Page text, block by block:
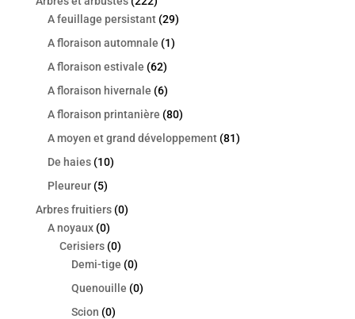
A feuillage persistant (29)
A floraison automnale (1)
A floraison estivale (62)
A floraison hivernale (6)
A floraison printanière (80)
A moyen et grand développement (81)
De haies (10)
Pleureur (5)
Arbres fruitiers (0)
A noyaux (0)
Cerisiers (0)
Demi-tige (0)
Quenouille (0)
Scion (0)